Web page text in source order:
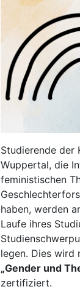
Studierende der
Wuppertal, die
feministischen
haben, werden
Laufe ihres
legen. Dies wird
„Gender und
zertifiziert.